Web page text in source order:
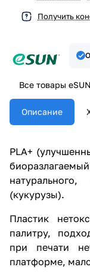
Получить
Все товары eSUN
Описание
PLA+
(кукурузы).
Пластик
палитру,
при печати
платформе,